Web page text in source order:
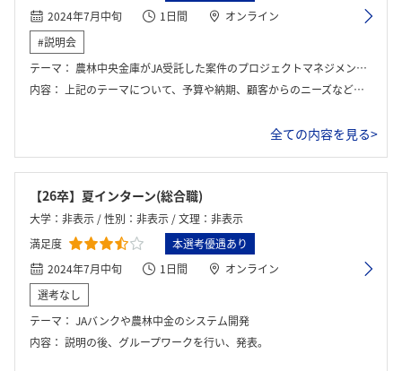
2024年7月中旬
1日間
オンライン
#説明会
テーマ： 農林中央金庫がJA受託した案件のプロジェクトマネジメント方法
内容： 上記のテーマについて、予算や納期、顧客からのニーズなどを踏まえてチームで検討し提案する。想定回答が用意されており、ワークの後には回答の発表と解説の時間があった。
全ての内容を見る>
【26卒】夏インターン(総合職)
大学：非表示 / 性別：非表示 / 文理：非表示
満足度
本選考優遇あり
2024年7月中旬
1日間
オンライン
選考なし
テーマ： JAバンクや農林中金のシステム開発
内容： 説明の後、グループワークを行い、発表。